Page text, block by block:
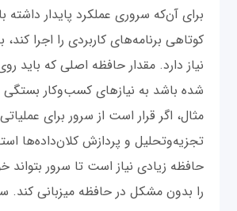
برای آن‌که سروری عملکرد پایدار داشته
کوتاهی برنامه‌های کاربردی را اجرا
نیاز دارد. مقدار حافظه اصلی که باید
شده باشد به نیازهای کسب‌وکار بستگی
مثال، اگر قرار است از سرور برای
تجزیه‌و‌تحلیل و پردازش کلان‌داده‌ها
حافظه زیادی نیاز است تا سرور بتواند
را بدون مشکل در حافظه میزبانی